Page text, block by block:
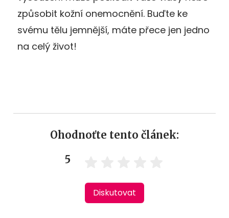
způsobit kožní onemocnění. Buďte ke
svému tělu jemnější, máte přece jen jedno
na celý život!
Ohodnoťte tento článek:
5
Diskutovat